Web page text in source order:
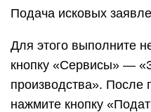
Подача исковых
Для этого выполните
кнопку «Сервисы» —
производства». После
нажмите кнопку